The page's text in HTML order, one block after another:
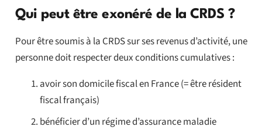
Qui peut être exonéré de la CRDS ?
Pour être soumis à la CRDS sur ses revenus d’activité, une
personne doit respecter deux conditions cumulatives :
avoir son domicile fiscal en France (= être résident
fiscal français)
bénéficier d’un régime d’assurance maladie